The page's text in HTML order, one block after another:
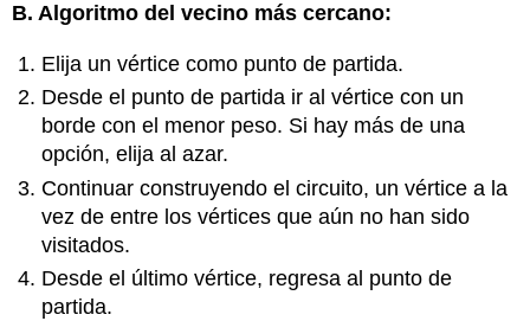
B. Algoritmo del vecino más cercano:
Elija un vértice como punto de partida.
Desde el punto de partida ir al vértice con un
borde con el menor peso. Si hay más de una
opción, elija al azar.
Continuar construyendo el circuito, un vértice a la
vez de entre los vértices que aún no han sido
visitados.
Desde el último vértice, regresa al punto de
partida.